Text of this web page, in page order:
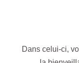
Dans celui-ci,